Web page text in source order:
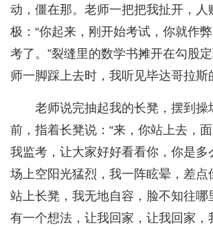
动，僵在那。老师一把把我扯开，人
极：“你起来，刚开始考试，你就作
考了。”裂缝里的数学书摊开在勾股
师一脚踩上去时，我听见毕达哥拉斯
老师说完抽起我的长凳，摆到操
前，指着长凳说：“来，你站上去，
我监考，让大家好好看看你，你是多
场上空阳光猛烈，我一阵眩晕，差点
站上长凳，我无地自容，脸不知往哪
有一个想法，让我回家，让我回家，